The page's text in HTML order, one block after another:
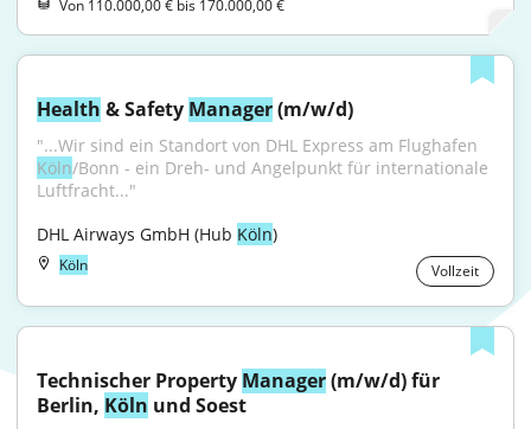
Von 110.000,00 € bis 170.000,00 €
Health & Safety Manager (m/w/d)
Köln/Bonn - ein Dreh- und Angelpunkt für internationale
Luftfracht..."
DHL Airways GmbH (Hub Köln)
Köln Vollzeit
Technischer Property Manager (m/w/d) für
Berlin, Köln und Soest